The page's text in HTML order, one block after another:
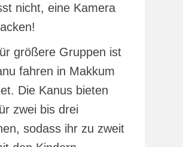
nicht, eine Kamera
größere Gruppen ist
fahren in Makkum
Die Kanus bieten
zwei bis drei
sodass ihr zu zweit